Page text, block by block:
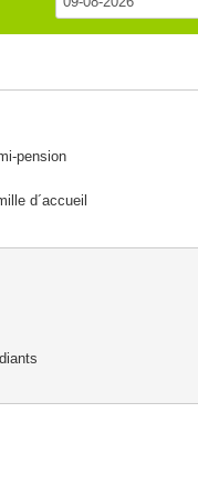
pension
d´accueil